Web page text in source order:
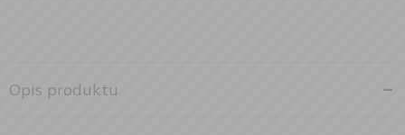
Opis produktu